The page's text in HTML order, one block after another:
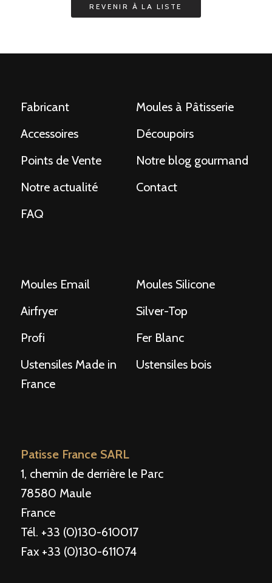
Fabricant
Moules à Pâtisserie
Accessoires
Découpoirs
Points de Vente
Notre blog gourmand
Notre actualité
Contact
FAQ
Moules Email
Moules Silicone
Airfryer
Silver-Top
Profi
Fer Blanc
Ustensiles Made in
France
Ustensiles bois
Patisse France SARL
1, chemin de derrière le Parc
78580 Maule
France
Tél. +33 (0)130-610017
Fax +33 (0)130-611074